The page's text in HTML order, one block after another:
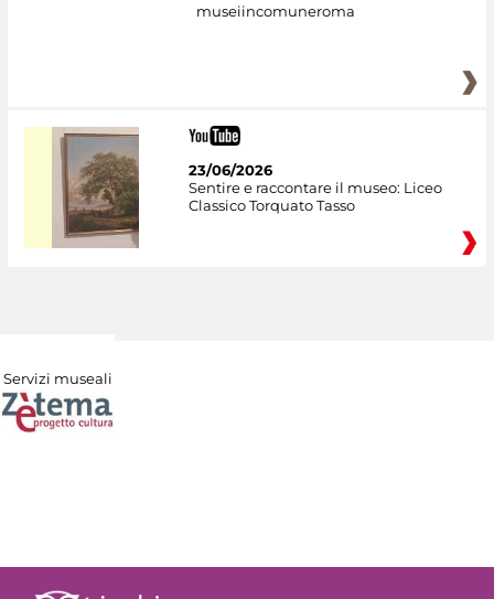
museiincomuneroma
23/06/2026
Sentire e raccontare il museo: Liceo
Classico Torquato Tasso
Servizi museali